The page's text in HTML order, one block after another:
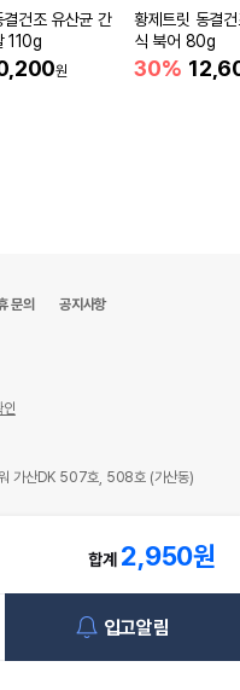
건조 유산균 간
110g
원
황제트릿 동결
식 북어 80g
30%
합계 2,950원
입고알림
문의 공지사항
인
워 가산DK 507호, 508호 (가산동)